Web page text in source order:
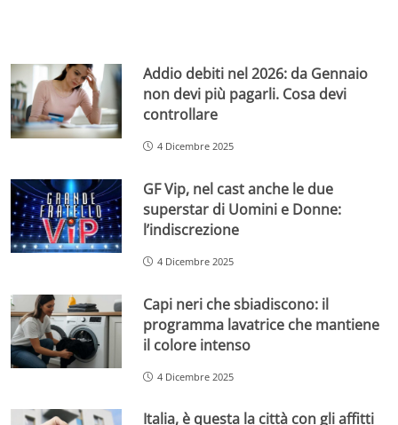
Addio debiti nel 2026: da Gennaio
non devi più pagarli. Cosa devi
controllare
4 Dicembre 2025
GF Vip, nel cast anche le due
superstar di Uomini e Donne:
l’indiscrezione
4 Dicembre 2025
Capi neri che sbiadiscono: il
programma lavatrice che mantiene
il colore intenso
4 Dicembre 2025
Italia, è questa la città con gli affitti